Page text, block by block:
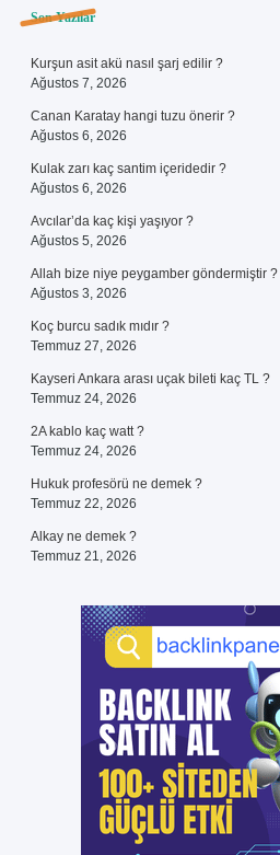
Sidebar
Son Yazılar
Kurşun asit akü nasıl şarj edilir ?
Ağustos 7, 2026
Canan Karatay hangi tuzu önerir ?
Ağustos 6, 2026
Kulak zarı kaç santim içeridedir ?
Ağustos 6, 2026
Avcılar’da kaç kişi yaşıyor ?
Ağustos 5, 2026
Allah bize niye peygamber göndermiştir ?
Ağustos 3, 2026
Koç burcu sadık mıdır ?
Temmuz 27, 2026
Kayseri Ankara arası uçak bileti kaç TL ?
Temmuz 24, 2026
2A kablo kaç watt ?
Temmuz 24, 2026
Hukuk profesörü ne demek ?
Temmuz 22, 2026
Alkay ne demek ?
Temmuz 21, 2026